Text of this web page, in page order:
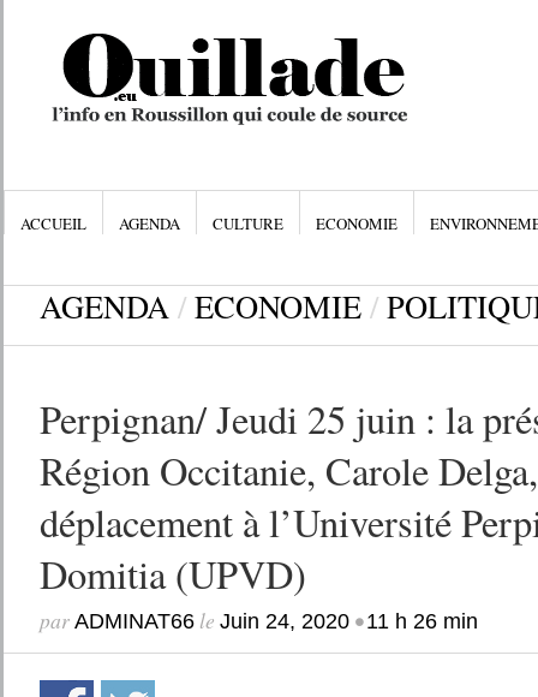
ACCUEIL AGENDA CULTURE ECONOMIE
AGENDA / ECONOMIE /
Perpignan/ Jeudi 25 juin : la
Région Occitanie, Carole
déplacement à l’Université
Domitia (UPVD)
par ADMINAT66le Juin 24, 2020•11 h 26 min